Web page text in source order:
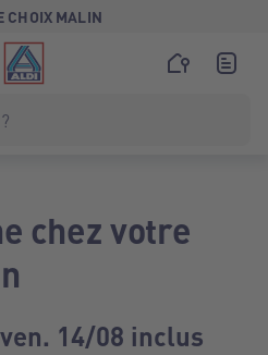
CHOIX MALIN
chez votre
14/08 inclus